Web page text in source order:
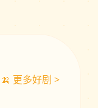
🍌 更多好剧 >